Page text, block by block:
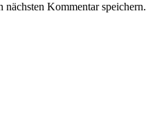
Kommentar speichern.